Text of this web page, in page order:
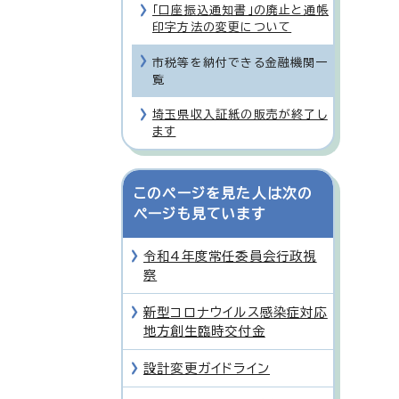
「口座振込通知書」の廃止と通帳
印字方法の変更について
市税等を納付できる金融機関一
覧
埼玉県収入証紙の販売が終了し
ます
このページを見た人は次の
ページも見ています
令和4年度常任委員会行政視
察
新型コロナウイルス感染症対応
地方創生臨時交付金
設計変更ガイドライン